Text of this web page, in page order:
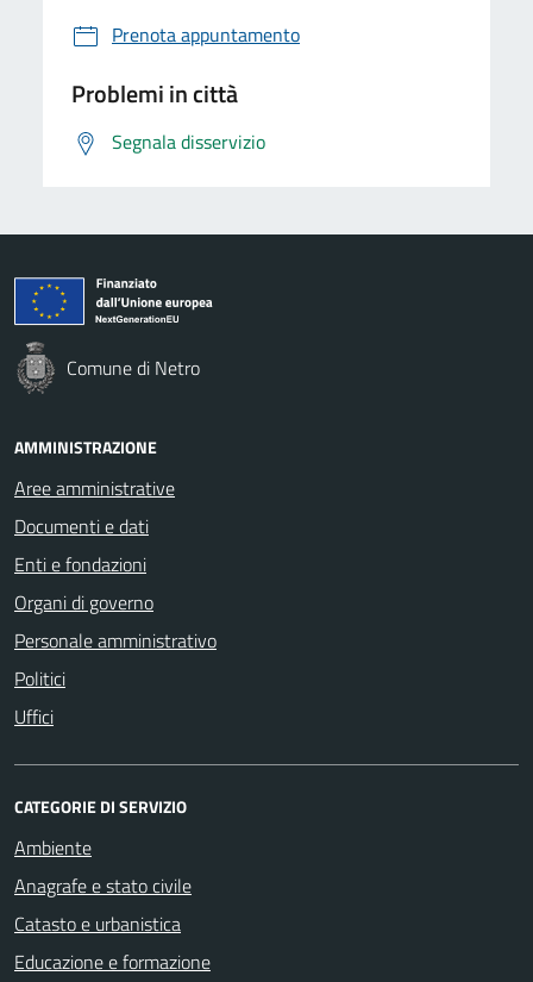
Prenota appuntamento
Problemi in città
Segnala disservizio
Comune di Netro
AMMINISTRAZIONE
Aree amministrative
Documenti e dati
Enti e fondazioni
Organi di governo
Personale amministrativo
Politici
Uffici
CATEGORIE DI SERVIZIO
Ambiente
Anagrafe e stato civile
Catasto e urbanistica
Educazione e formazione